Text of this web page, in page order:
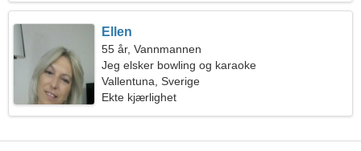
Ellen
55 år, Vannmannen
Jeg elsker bowling og karaoke
Vallentuna, Sverige
Ekte kjærlighet